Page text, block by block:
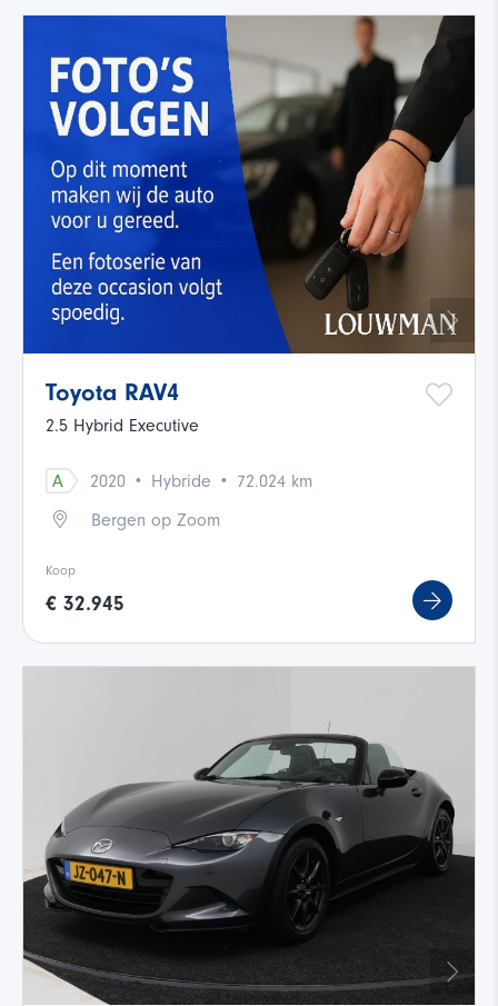
Toyota RAV4
2.5 Hybrid Executive
A 2020 · Hybride · 72.024 km
Bergen op Zoom
Koop
€ 32.945